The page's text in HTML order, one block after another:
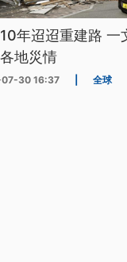
年迢迢重建路 一
地災情
30 16:37 全球